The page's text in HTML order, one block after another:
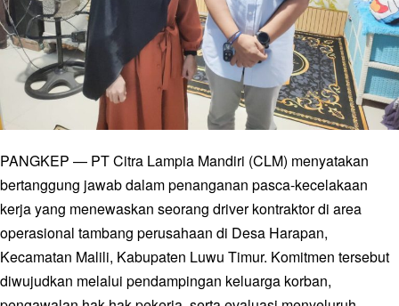
PANGKEP — PT Citra Lampia Mandiri (CLM) menyatakan
bertanggung jawab dalam penanganan pasca-kecelakaan
kerja yang menewaskan seorang driver kontraktor di area
operasional tambang perusahaan di Desa Harapan,
Kecamatan Malili, Kabupaten Luwu Timur. Komitmen tersebut
diwujudkan melalui pendampingan keluarga korban,